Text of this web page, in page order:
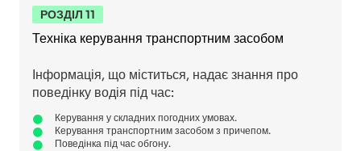
РОЗДІЛ 11
Техніка керування транспортним засобом
Інформація, що міститься, надає знання про
поведінку водія під час:
Керування у складних погодних умовах.
Керування транспортним засобом з причепом.
Поведінка під час обгону.